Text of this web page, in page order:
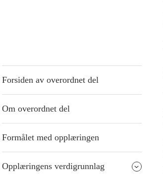
Forsiden av overordnet del
Om overordnet del
Formålet med opplæringen
Opplæringens verdigrunnlag